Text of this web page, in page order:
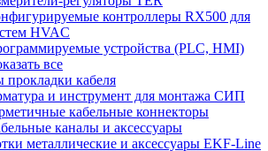
контроллеры RX500 для
HVAC
устройства (PLC, HMI)
все
прокладки кабеля
и инструмент для монтажа СИП
кабельные коннекторы
каналы и аксессуары
металлические и аксессуары EKF-Line